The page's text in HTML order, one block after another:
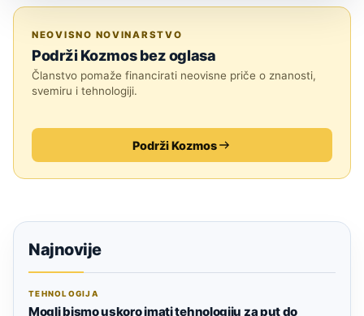
NEOVISNO NOVINARSTVO
Podrži Kozmos bez oglasa
Članstvo pomaže financirati neovisne priče o znanosti,
svemiru i tehnologiji.
Podrži Kozmos
Najnovije
TEHNOLOGIJA
Mogli bismo uskoro imati tehnologiju za put do